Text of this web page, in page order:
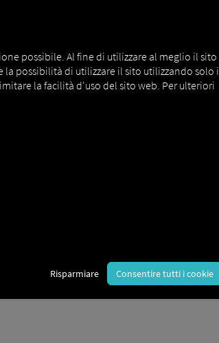
nostro sistema Cartright TMS.
possibile. Al fine di utilizzare al meglio il sito
possibilità di utilizzare il sito utilizzando solo i
la facilità d'uso del sito web. Per ulteriori
Risparmiare Consentire tutti i cookie